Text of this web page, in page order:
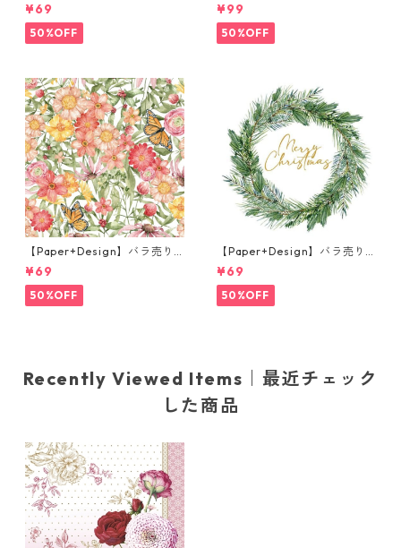
キン Misty Easter グリーン
¥69
50%OFF
キン Portchie Art The City G
irl ピンク
¥99
50%OFF
【Paper+Design】バラ売り2
枚 ランチサイズ ペーパーナプ
キン Sunlit blooms ホワイト
¥69
50%OFF
【Paper+Design】バラ売り2
枚 ランチサイズ ペーパーナプ
キン Joyful wreath ホワイト
¥69
50%OFF
Recently Viewed Items｜最近チェック
した商品